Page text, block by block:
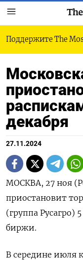
Поддержите The
декабря
27.11.2024
МОСКВА, 27 ноя
приостановит
(группа Русагро)
биржи.
В середине июля